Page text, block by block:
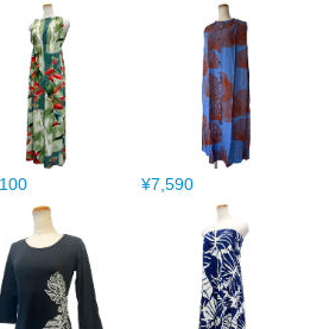
¥7,590